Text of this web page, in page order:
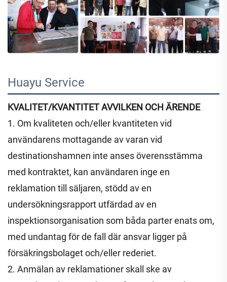
Huayu Service
KVALITET/KVANTITET AVVILKEN OCH ÄRENDE
1. Om kvaliteten och/eller kvantiteten vid
användarens mottagande av varan vid
destinationshamnen inte anses överensstämma
med kontraktet, kan användaren inge en
reklamation till säljaren, stödd av en
undersökningsrapport utfärdad av en
inspektionsorganisation som båda parter enats om,
med undantag för de fall där ansvar ligger på
försäkringsbolaget och/eller rederiet.
2. Anmälan av reklamationer skall ske av